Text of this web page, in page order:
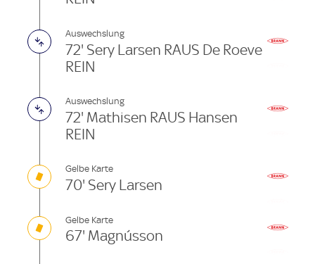
Auswechslung
72' Sery Larsen RAUS De Roeve
REIN
Auswechslung
72' Mathisen RAUS Hansen
REIN
Gelbe Karte
70' Sery Larsen
Gelbe Karte
67' Magnússon